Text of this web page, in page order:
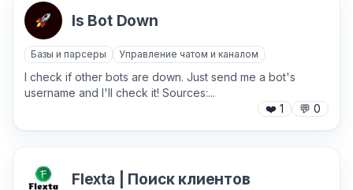
Причина жалобы*
Is Bot Down
Базы и парсеры Управление чатом и каналом
I check if other bots are down. Just send me a bot's
username and I'll check it! Sources:...
❤️ 1 💬 0
Flexta | Поиск клиентов